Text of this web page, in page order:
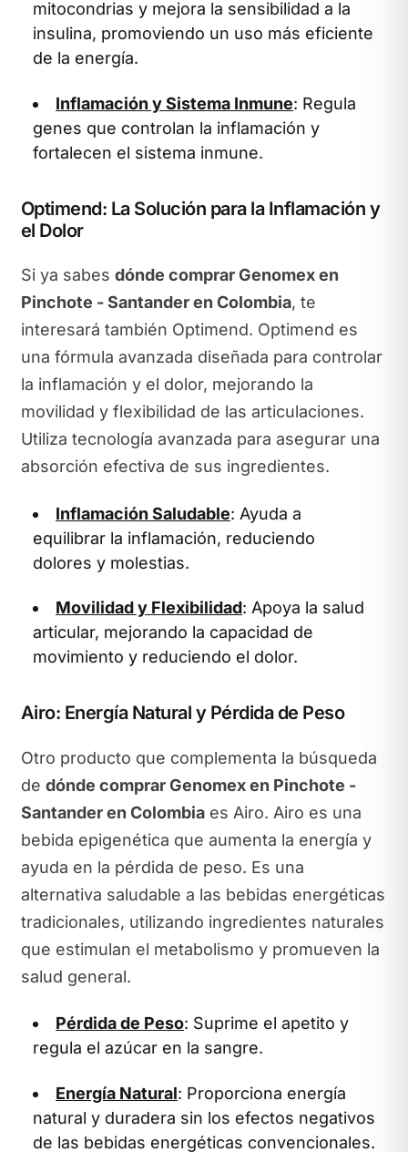
mitocondrias y mejora la sensibilidad a la
insulina, promoviendo un uso más eficiente
de la energía.
Inflamación y Sistema Inmune: Regula
genes que controlan la inflamación y
fortalecen el sistema inmune.
Optimend: La Solución para la Inflamación y
el Dolor
Si ya sabes dónde comprar Genomex en
Pinchote - Santander en Colombia, te
interesará también Optimend. Optimend es
una fórmula avanzada diseñada para controlar
la inflamación y el dolor, mejorando la
movilidad y flexibilidad de las articulaciones.
Utiliza tecnología avanzada para asegurar una
absorción efectiva de sus ingredientes.
Inflamación Saludable: Ayuda a
equilibrar la inflamación, reduciendo
dolores y molestias.
Movilidad y Flexibilidad: Apoya la salud
articular, mejorando la capacidad de
movimiento y reduciendo el dolor.
Airo: Energía Natural y Pérdida de Peso
Otro producto que complementa la búsqueda
de dónde comprar Genomex en Pinchote -
Santander en Colombiaes Airo. Airo es una
bebida epigenética que aumenta la energía y
ayuda en la pérdida de peso. Es una
alternativa saludable a las bebidas energéticas
tradicionales, utilizando ingredientes naturales
que estimulan el metabolismo y promueven la
salud general.
Pérdida de Peso: Suprime el apetito y
regula el azúcar en la sangre.
Energía Natural: Proporciona energía
natural y duradera sin los efectos negativos
de las bebidas energéticas convencionales.